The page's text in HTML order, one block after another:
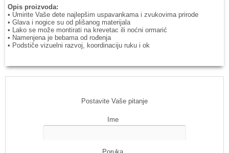
Opis proizvoda:
• Umirite Vaše dete najlepšim uspavankama i zvukovima prirode
• Glava i nogice su od plišanog materijala
• Lako se može montirati na krevetac ili noćni ormarić
• Namenjena je bebama od rođenja
• Podstiče vizuelni razvoj, koordinaciju ruku i ok
Postavite Vaše pitanje
Ime